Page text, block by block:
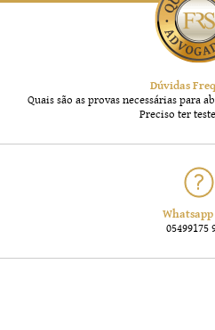
Dúvidas
Quais são as provas necessárias para
Preciso ter
Whatsapp
05499175